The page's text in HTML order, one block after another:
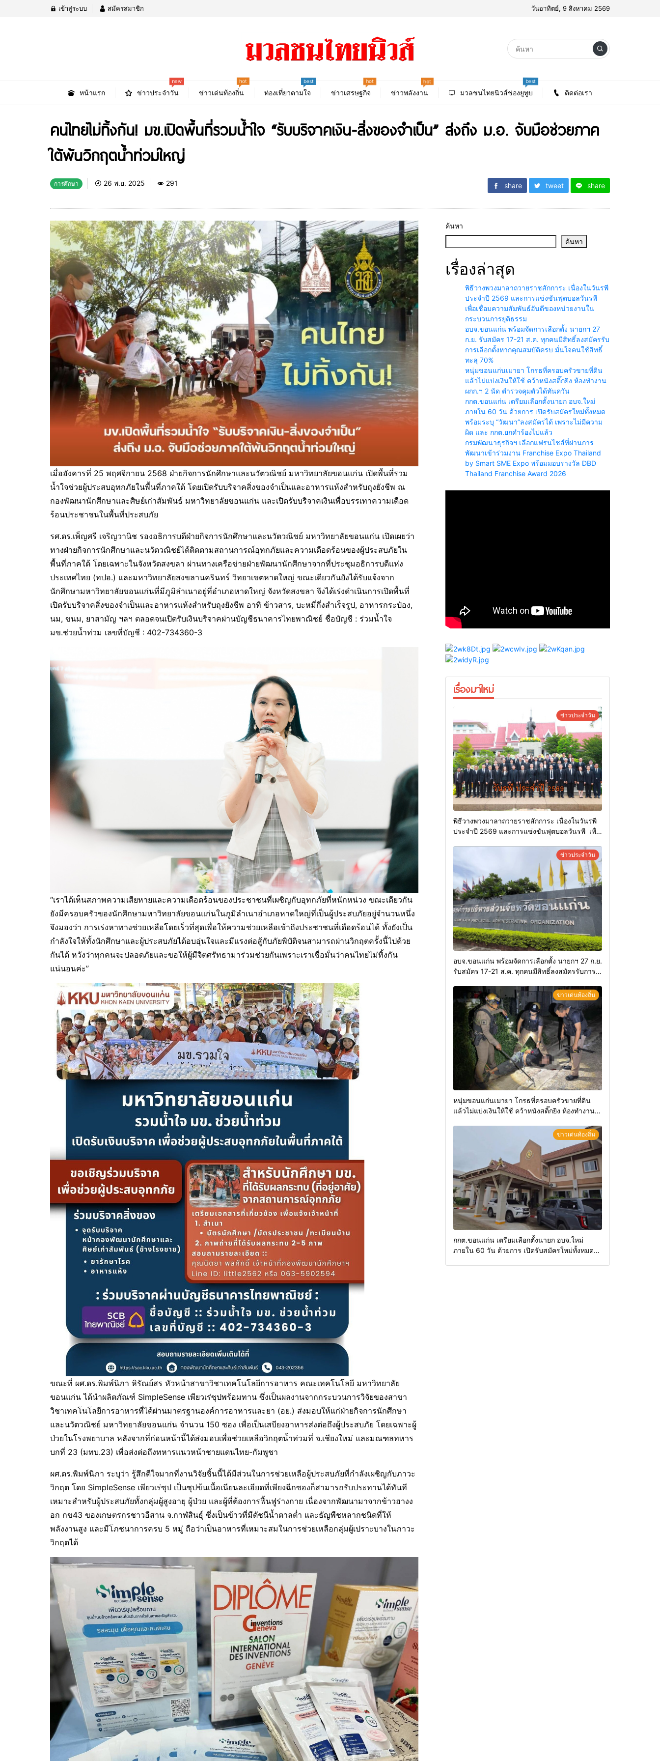
เข้าสู่ระบบ สมัครสมาชิก วันอาทิตย์, 9 สิงหาคม 2569
หน้าแรก ข่าวประจำวัน
new
ข่าวเด่นท้องถิ่น
hot
ท่องเที่ยวตามใจ
best
ข่าวเศรษฐกิจ
hot
ข่าวพลังงาน
hot
มวลชนไทยนิวส์ช่องยูทูบ
best
ติดต่อเรา
คนไทยไม่ทิ้งกัน! มข.เปิดพื้นที่รวมน้ำใจ “รับบริจาคเงิน-สิ่งของจำเป็น” ส่งถึง ม.อ. จับมือช่วยภาค
ใต้พ้นวิกฤตน้ำท่วมใหญ่
การศึกษา 26 พ.ย. 2025 291 share tweet share
เมื่ออังคารที่ 25 พฤศจิกายน 2568 ฝ่ายกิจการนักศึกษาและนวัตวณิชย์ มหาวิทยาลัยขอนแก่น เปิดพื้นที่รวม
น้ำใจช่วยผู้ประสบอุทกภัยในพื้นที่ภาคใต้ โดยเปิดรับบริจาคสิ่งของจำเป็นและอาหารแห้งสำหรับถุงยังชีพ ณ
กองพัฒนานักศึกษาและศิษย์เก่าสัมพันธ์ มหาวิทยาลัยขอนแก่น และเปิดรับบริจาคเงินเพื่อบรรเทาความเดือด
ร้อนประชาชนในพื้นที่ประสบภัย
รศ.ดร.เพ็ญศรี เจริญวานิช รองอธิการบดีฝ่ายกิจการนักศึกษาและนวัตวณิชย์ มหาวิทยาลัยขอนแก่น เปิดเผยว่า
ทางฝ่ายกิจการนักศึกษาและนวัตวณิชย์ได้ติดตามสถานการณ์อุทกภัยและความเดือดร้อนของผู้ประสบภัยใน
พื้นที่ภาคใต้ โดยเฉพาะในจังหวัดสงขลา ผ่านทางเครือข่ายฝ่ายพัฒนานักศึกษาจากที่ประชุมอธิการบดีแห่ง
ประเทศไทย (ทปอ.) และมหาวิทยาลัยสงขลานครินทร์ วิทยาเขตหาดใหญ่ ขณะเดียวกันยังได้รับแจ้งจาก
นักศึกษามหาวิทยาลัยขอนแก่นที่มีภูมิลำเนาอยู่ที่อำเภอหาดใหญ่ จังหวัดสงขลา จึงได้เร่งดำเนินการเปิดพื้นที่
เปิดรับบริจาคสิ่งของจำเป็นและอาหารแห้งสำหรับถุงยังชีพ อาทิ ข้าวสาร, บะหมี่กึ่งสำเร็จรูป, อาหารกระป๋อง,
นม, ขนม, ยาสามัญ ฯลฯ ตลอดจนเปิดรับเงินบริจาคผ่านบัญชีธนาคารไทยพาณิชย์ ชื่อบัญชี : ร่วมน้ำใจ
มข.ช่วยน้ำท่วม เลขที่บัญชี : 402-734360-3
“เราได้เห็นสภาพความเสียหายและความเดือดร้อนของประชาชนที่เผชิญกับอุทกภัยที่หนักหน่วง ขณะเดียวกัน
ยังมีครอบครัวของนักศึกษามหาวิทยาลัยขอนแก่นในภูมิลำเนาอำเภอหาดใหญ่ที่เป็นผู้ประสบภัยอยู่จำนวนหนึ่ง
จึงมองว่า การเร่งหาทางช่วยเหลือโดยเร็วที่สุดเพื่อให้ความช่วยเหลือเข้าถึงประชาชนที่เดือดร้อนได้ ทั้งยังเป็น
กำลังใจให้ทั้งนักศึกษาและผู้ประสบภัยได้อบอุ่นใจและมีแรงต่อสู้กับภัยพิบัติจนสามารถผ่านวิกฤตครั้งนี้ไปด้วย
กันได้ หวังว่าทุกคนจะปลอดภัยและขอให้ผู้มีจิตศรัทธามาร่วมช่วยกันเพราะเราเชื่อมั่นว่าคนไทยไม่ทิ้งกัน
แน่นอนค่ะ”
ขณะที่ ผศ.ดร.พิมพ์นิภา หิรัณย์สร หัวหน้าสาขาวิชาเทคโนโลยีการอาหาร คณะเทคโนโลยี มหาวิทยาลัย
ขอนแก่น ได้นำผลิตภัณฑ์ SimpleSense เพียวเร่ซุปพร้อมทาน ซึ่งเป็นผลงานจากกระบวนการวิจัยของสาขา
วิชาเทคโนโลยีการอาหารที่ได้ผ่านมาตรฐานองค์การอาหารและยา (อย.) ส่งมอบให้แก่ฝ่ายกิจการนักศึกษา
และนวัตวณิชย์ มหาวิทยาลัยขอนแก่น จำนวน 150 ซอง เพื่อเป็นเสบียงอาหารส่งต่อถึงผู้ประสบภัย โดยเฉพาะผู้
ป่วยในโรงพยาบาล หลังจากที่ก่อนหน้านี้ได้ส่งมอบเพื่อช่วยเหลือวิกฤตน้ำท่วมที่ จ.เชียงใหม่ และมณฑลทหาร
บกที่ 23 (มทบ.23) เพื่อส่งต่อถึงทหารแนวหน้าชายแดนไทย-กัมพูชา
ผศ.ดร.พิมพ์นิภา ระบุว่า รู้สึกดีใจมากที่งานวิจัยชิ้นนี้ได้มีส่วนในการช่วยเหลือผู้ประสบภัยที่กำลังเผชิญกับภาวะ
วิกฤต โดย SimpleSense เพียวเร่ซุป เป็นซุปข้นเนื้อเนียนละเอียดที่เพียงฉีกซองก็สามารถรับประทานได้ทันที
เหมาะสำหรับผู้ประสบภัยทั้งกลุ่มผู้สูงอายุ ผู้ป่วย และผู้ที่ต้องการฟื้นฟูร่างกาย เนื่องจากพัฒนามาจากข้าวฮางง
อก กข43 ของเกษตรกรชาวอีสาน จ.กาฬสินธุ์ ซึ่งเป็นข้าวที่มีดัชนีน้ำตาลต่ำ และธัญพืชหลากชนิดที่ให้
พลังงานสูง และมีโภชนาการครบ 5 หมู่ ถือว่าเป็นอาหารที่เหมาะสมในการช่วยเหลือกลุ่มผู้เปราะบางในภาวะ
วิกฤตได้
ค้นหา
ค้นหา
เรื่องล่าสุด
พิธีวางพวงมาลาถวายราชสักการะ เนื่องในวันรพี
ประจำปี 2569 และการแข่งขันฟุตบอลวันรพี
เพื่อเชื่อมความสัมพันธ์อันดีของหน่วยงานใน
กระบวนการยุติธรรม
อบจ.ขอนแก่น พร้อมจัดการเลือกตั้ง นายกฯ 27
ก.ย. รับสมัคร 17-21 ส.ค. ทุกคนมีสิทธิ์ลงสมัครรับ
การเลือกตั้งหากคุณสมบัติครบ มั่นใจคนใช้สิทธิ์
ทะลุ 70%
หนุ่มขอนแก่นเมายา โกรธที่ครอบครัวขายที่ดิน
แล้วไม่แบ่งเงินให้ใช้ คว้าหนังสติ๊กยิง ห้องทำงาน
ผกก.ฯ 2 นัด ตำรวจคุมตัวได้ทันควัน
กกต.ขอนแก่น เตรียมเลือกตั้งนายก อบจ.ใหม่
ภายใน 60 วัน ด้วยการ เปิดรับสมัครใหม่ทั้งหมด
พร้อมระบุ “วัฒนา”ลงสมัครได้ เพราะไม่มีความ
ผิด และ กกต.ยกคำร้องไปแล้ว
กรมพัฒนาธุรกิจฯ เลือกแฟรนไชส์ที่ผ่านการ
พัฒนาเข้าร่วมงาน Franchise Expo Thailand
by Smart SME Expo พร้อมมอบรางวัล DBD
Thailand Franchise Award 2026
เรื่องมาใหม่
ข่าวประจำวัน
พิธีวางพวงมาลาถวายราชสักการะ เนื่องในวันรพี
ประจำปี 2569 และการแข่งขันฟุตบอลวันรพี เพื่อ
ข่าวประจำวัน
อบจ.ขอนแก่น พร้อมจัดการเลือกตั้ง นายกฯ 27 ก.ย.
รับสมัคร 17-21 ส.ค. ทุกคนมีสิทธิ์ลงสมัครรับการ
ข่าวเด่นท้องถิ่น
หนุ่มขอนแก่นเมายา โกรธที่ครอบครัวขายที่ดิน
แล้วไม่แบ่งเงินให้ใช้ คว้าหนังสติ๊กยิง ห้องทำงาน
ข่าวเด่นท้องถิ่น
กกต.ขอนแก่น เตรียมเลือกตั้งนายก อบจ.ใหม่
ภายใน 60 วัน ด้วยการ เปิดรับสมัครใหม่ทั้งหมด